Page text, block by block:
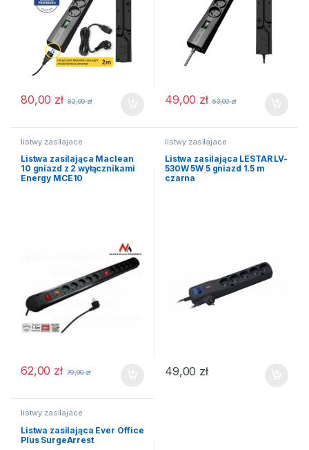
80,00 zł 82,00zł 49,00 zł 63,00zł
listwy zasilajace
Listwa zasilająca Maclean
10 gniazd z 2 wyłącznikami
Energy MCE10
62,00 zł 79,00zł
listwy zasilajace
Listwa zasilająca LESTAR LV-
530W 5W 5 gniazd 1.5 m
czarna
49,00 zł
listwy zasilajace
Listwa zasilająca Ever Office
Plus SurgeArrest